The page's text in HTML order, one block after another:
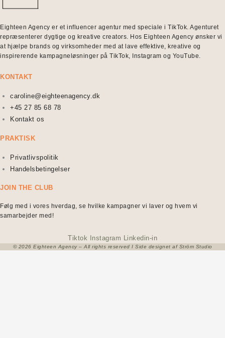
Eighteen Agency er et influencer agentur med speciale i TikTok. Agenturet
repræsenterer dygtige og kreative creators. Hos Eighteen Agency ønsker vi
at hjælpe brands og virksomheder med at lave effektive, kreative og
inspirerende kampagneløsninger på TikTok, Instagram og YouTube.
KONTAKT
caroline@eighteenagency.dk
+45 27 85 68 78
Kontakt os
PRAKTISK
Privatlivspolitik
Handelsbetingelser
JOIN THE CLUB
Følg med i vores hverdag, se hvilke kampagner vi laver og hvem vi
samarbejder med!
Tiktok Instagram Linkedin-in
© 2026 Eighteen Agency – All rights reserved I Side designet af Ström Studio